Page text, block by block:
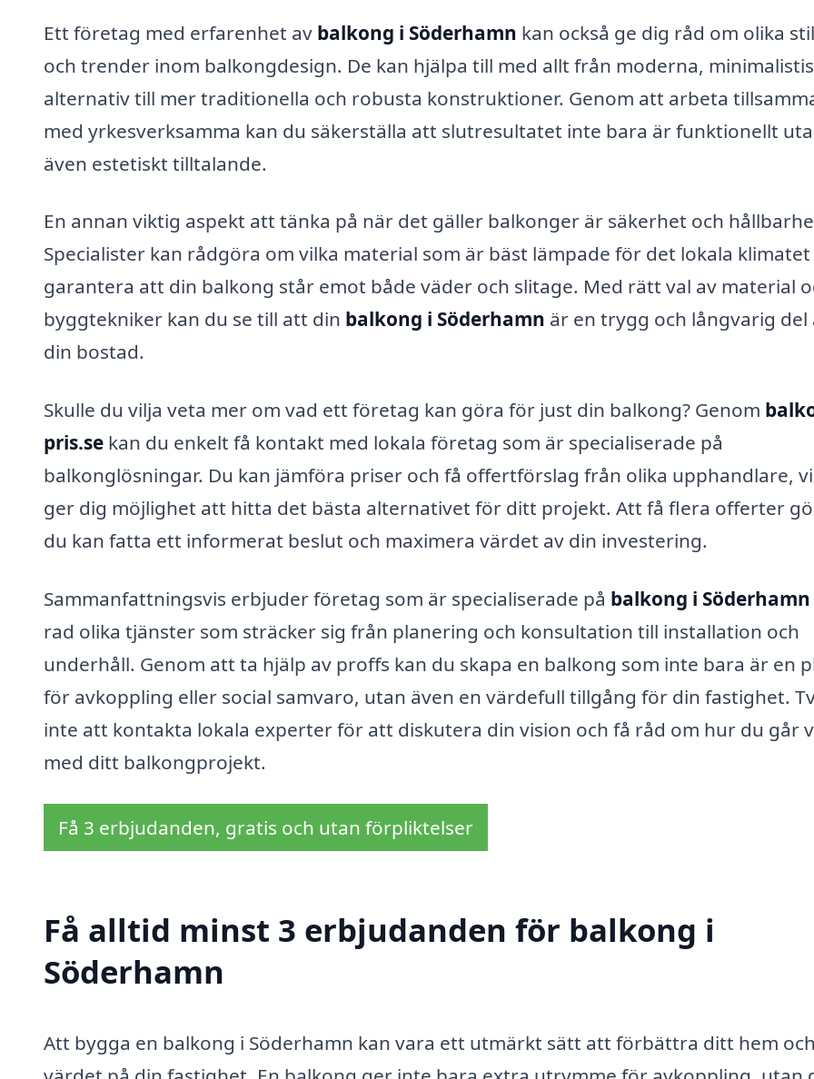
Ett företag med erfarenhet av balkong i Söderhamn kan också ge dig råd om olika
och trender inom balkongdesign. De kan hjälpa till med allt från moderna,
alternativ till mer traditionella och robusta konstruktioner. Genom att arbeta
med yrkesverksamma kan du säkerställa att slutresultatet inte bara är funktionellt
även estetiskt tilltalande.
En annan viktig aspekt att tänka på när det gäller balkonger är säkerhet och
Specialister kan rådgöra om vilka material som är bäst lämpade för det lokala klimatet
garantera att din balkong står emot både väder och slitage. Med rätt val av material
byggtekniker kan du se till att din balkong i Söderhamn är en trygg och långvarig del
din bostad.
Skulle du vilja veta mer om vad ett företag kan göra för just din balkong? Genom
pris.se kan du enkelt få kontakt med lokala företag som är specialiserade på
balkonglösningar. Du kan jämföra priser och få offertförslag från olika upphandlare,
ger dig möjlighet att hitta det bästa alternativet för ditt projekt. Att få flera offerter
du kan fatta ett informerat beslut och maximera värdet av din investering.
Sammanfattningsvis erbjuder företag som är specialiserade på balkong i Söderhamn
rad olika tjänster som sträcker sig från planering och konsultation till installation och
underhåll. Genom att ta hjälp av proffs kan du skapa en balkong som inte bara är en
för avkoppling eller social samvaro, utan även en värdefull tillgång för din fastighet.
inte att kontakta lokala experter för att diskutera din vision och få råd om hur du går
med ditt balkongprojekt.
Få 3 erbjudanden, gratis och utan förpliktelser
Få alltid minst 3 erbjudanden för balkong i
Söderhamn
Att bygga en balkong i Söderhamn kan vara ett utmärkt sätt att förbättra ditt hem